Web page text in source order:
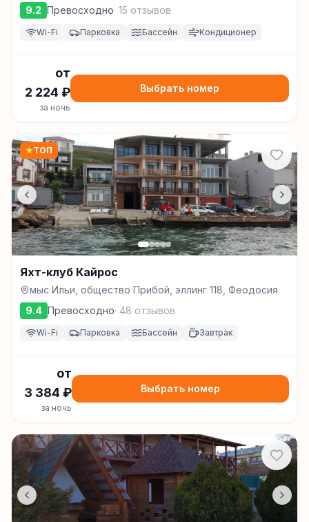
9.2 Превосходно· 15 отзывов
Wi-Fi Парковка Бассейн Кондиционер
от
2 224 ₽
за ночь
Выбрать номер
★ТОП
Яхт-клуб Кайрос
мыс Ильи, общество Прибой, эллинг 118, Феодосия
9.4 Превосходно· 48 отзывов
Wi-Fi Парковка Бассейн Завтрак
от
3 384 ₽
за ночь
Выбрать номер